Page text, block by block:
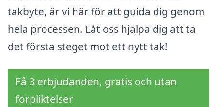
takbyte, är vi här för att guida dig genom
hela processen. Låt oss hjälpa dig att ta
det första steget mot ett nytt tak!
Få 3 erbjudanden, gratis och utan
förpliktelser